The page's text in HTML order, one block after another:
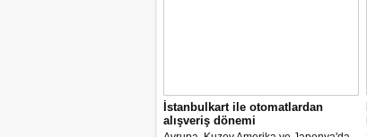
İstanbulkart ile otomatlardan
alışveriş dönemi